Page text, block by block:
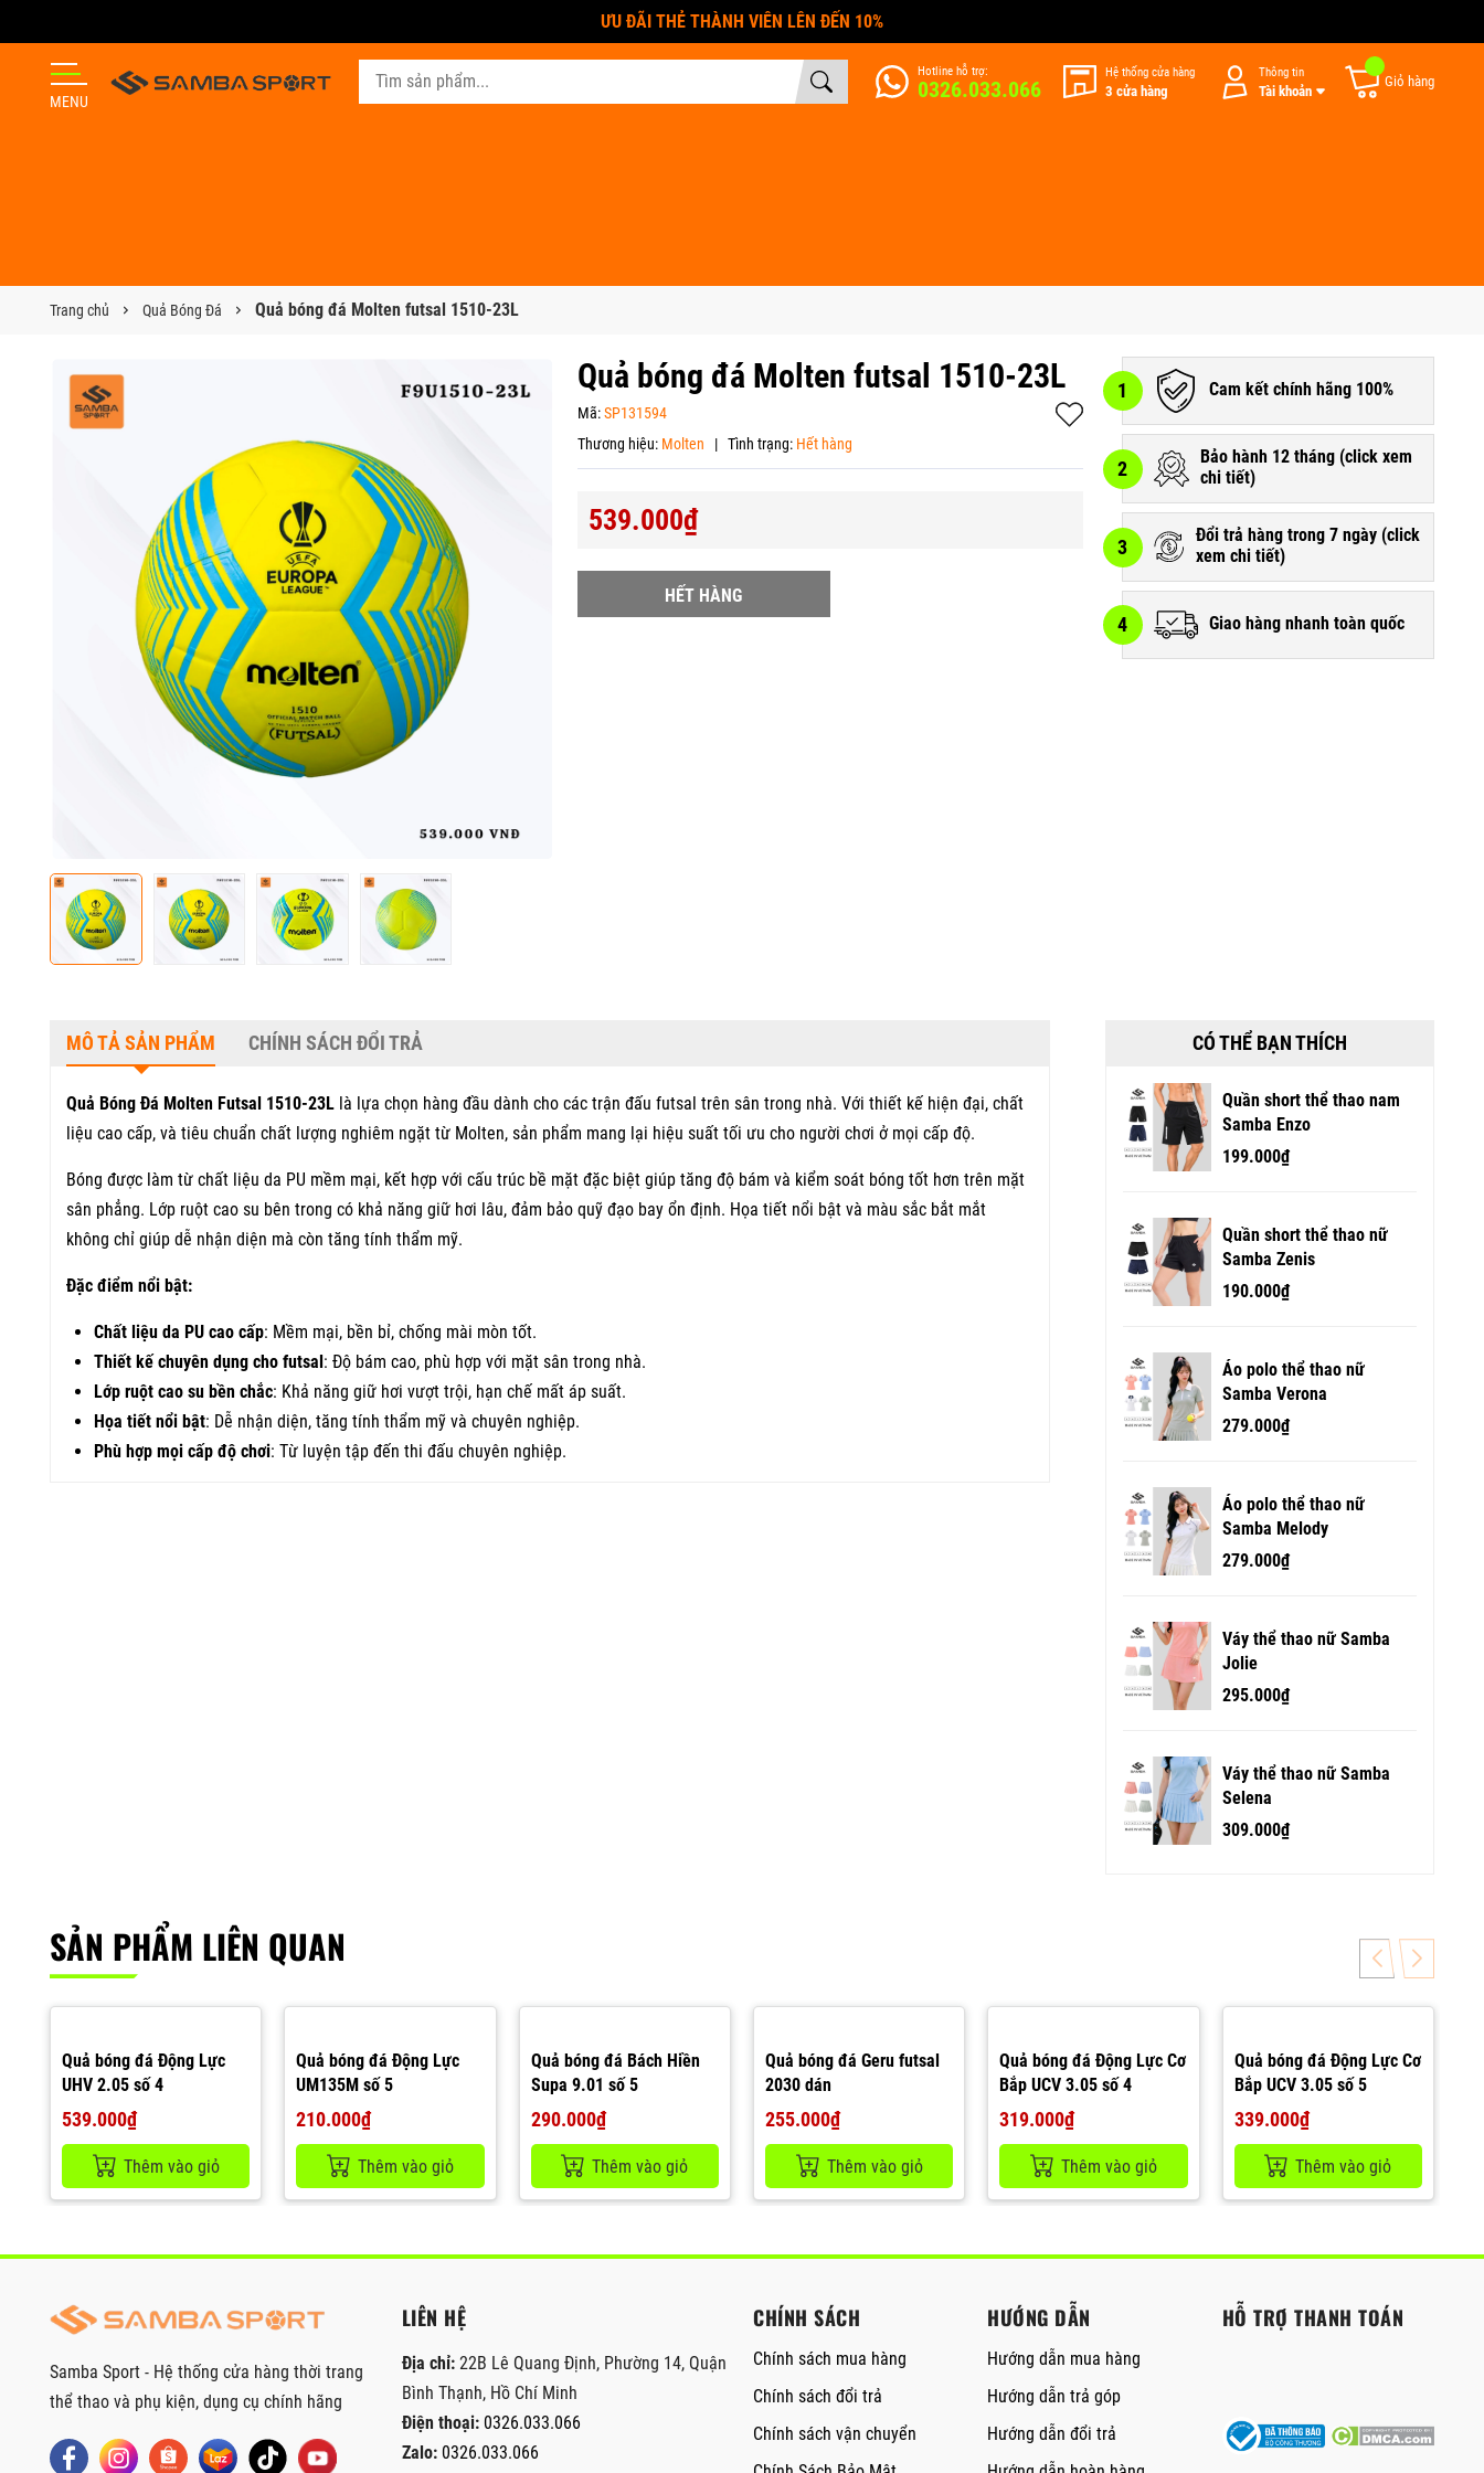
ƯU ĐÃI THẺ THÀNH VIÊN LÊN ĐẾN 10%
MENU
Hotline hỗ trợ:
0326.033.066
Hệ thống cửa hàng
3 cửa hàng
Thông tin
Tài khoản
Giỏ hàng
Trang chủ Quả Bóng Đá Quả bóng đá Molten futsal 1510-23L
Quả bóng đá Molten futsal 1510-23L
Mã:SP131594
Thương hiệu: Molten | Tình trạng: Hết hàng
539.000₫
HẾT HÀNG
1 Cam kết chính hãng 100%
2 Bảo hành 12 tháng (click xem
chi tiết)
3 Đổi trả hàng trong 7 ngày (click
xem chi tiết)
4 Giao hàng nhanh toàn quốc
MÔ TẢ SẢN PHẨM CHÍNH SÁCH ĐỔI TRẢ
Quả Bóng Đá Molten Futsal 1510-23L là lựa chọn hàng đầu dành cho các trận đấu futsal trên sân trong nhà. Với thiết kế hiện đại, chất
liệu cao cấp, và tiêu chuẩn chất lượng nghiêm ngặt từ Molten, sản phẩm mang lại hiệu suất tối ưu cho người chơi ở mọi cấp độ.
Bóng được làm từ chất liệu da PU mềm mại, kết hợp với cấu trúc bề mặt đặc biệt giúp tăng độ bám và kiểm soát bóng tốt hơn trên mặt
sân phẳng. Lớp ruột cao su bên trong có khả năng giữ hơi lâu, đảm bảo quỹ đạo bay ổn định. Họa tiết nổi bật và màu sắc bắt mắt
không chỉ giúp dễ nhận diện mà còn tăng tính thẩm mỹ.
Đặc điểm nổi bật:
Chất liệu da PU cao cấp: Mềm mại, bền bỉ, chống mài mòn tốt.
Thiết kế chuyên dụng cho futsal : Độ bám cao, phù hợp với mặt sân trong nhà.
Lớp ruột cao su bền chắc: Khả năng giữ hơi vượt trội, hạn chế mất áp suất.
Họa tiết nổi bật: Dễ nhận diện, tăng tính thẩm mỹ và chuyên nghiệp.
Phù hợp mọi cấp độ chơi: Từ luyện tập đến thi đấu chuyên nghiệp.
CÓ THỂ BẠN THÍCH
Quần short thể thao nam
Samba Enzo
199.000₫
Quần short thể thao nữ
Samba Zenis
190.000₫
Áo polo thể thao nữ
Samba Verona
279.000₫
Áo polo thể thao nữ
Samba Melody
279.000₫
Váy thể thao nữ Samba
Jolie
295.000₫
Váy thể thao nữ Samba
Selena
309.000₫
SẢN PHẨM LIÊN QUAN
Quả bóng đá Động Lực
UHV 2.05 số 4
539.000₫
Thêm vào giỏ
Quả bóng đá Động Lực
UM135M số 5
210.000₫
Thêm vào giỏ
Quả bóng đá Bách Hiền
Supa 9.01 số 5
290.000₫
Thêm vào giỏ
Quả bóng đá Geru futsal
2030 dán
255.000₫
Thêm vào giỏ
Quả bóng đá Động Lực Cơ
Bắp UCV 3.05 số 4
319.000₫
Thêm vào giỏ
Quả bóng đá Động Lực Cơ
Bắp UCV 3.05 số 5
339.000₫
Thêm vào giỏ
Samba Sport - Hệ thống cửa hàng thời trang
thể thao và phụ kiện, dụng cụ chính hãng
LIÊN HỆ
Địa chỉ: 22B Lê Quang Định, Phường 14, Quận
Bình Thạnh, Hồ Chí Minh
Điện thoại: 0326.033.066
Zalo: 0326.033.066
CHÍNH SÁCH
Chính sách mua hàng
Chính sách đổi trả
Chính sách vận chuyển
HƯỚNG DẪN
Hướng dẫn mua hàng
Hướng dẫn trả góp
Hướng dẫn đổi trả
HỖ TRỢ THANH TOÁN